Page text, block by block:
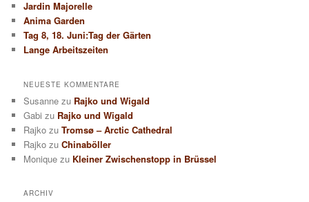
Jardin Majorelle
Anima Garden
Tag 8, 18. Juni:Tag der Gärten
Lange Arbeitszeiten
NEUESTE KOMMENTARE
Susanne zu Rajko und Wigald
Gabi zu Rajko und Wigald
Rajko zuTromsø – Arctic Cathedral
Rajko zuChinaböller
Monique zu Kleiner Zwischenstopp in Brüssel
ARCHIV